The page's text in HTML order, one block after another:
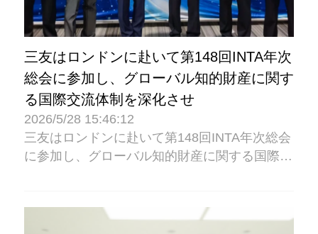
三友はロンドンに赴いて第148回INTA年次
総会に参加し、グローバル知的財産に関す
る国際交流体制を深化させ
2026/5/28 15:46:12
三友はロンドンに赴いて第148回INTA年次総会
に参加し、グローバル知的財産に関する国際交